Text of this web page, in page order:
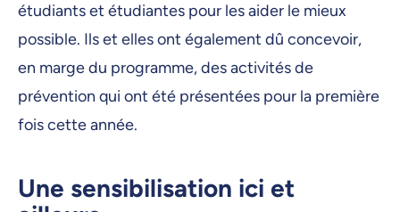
étudiants et étudiantes pour les aider le mieux
possible. Ils et elles ont également dû concevoir,
en marge du programme, des activités de
prévention qui ont été présentées pour la première
fois cette année.
Une sensibilisation ici et